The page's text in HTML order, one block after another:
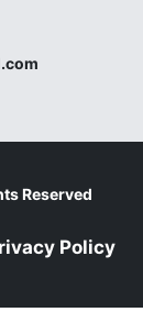
Reserved
Policy